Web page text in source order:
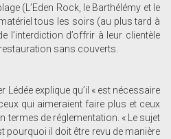
(L’Eden Rock, le Barthélémy et le
tous les soirs (au plus tard à
l’interdiction d’offrir à leur clientèle
sans couverts.
Lédée explique qu’il « est nécessaire
qui aimeraient faire plus et ceux
termes de réglementation. « Le sujet
pourquoi il doit être revu de manière